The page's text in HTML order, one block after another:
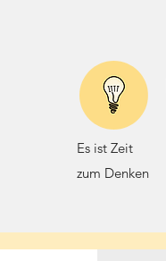
Es ist Zeit
zum Denken